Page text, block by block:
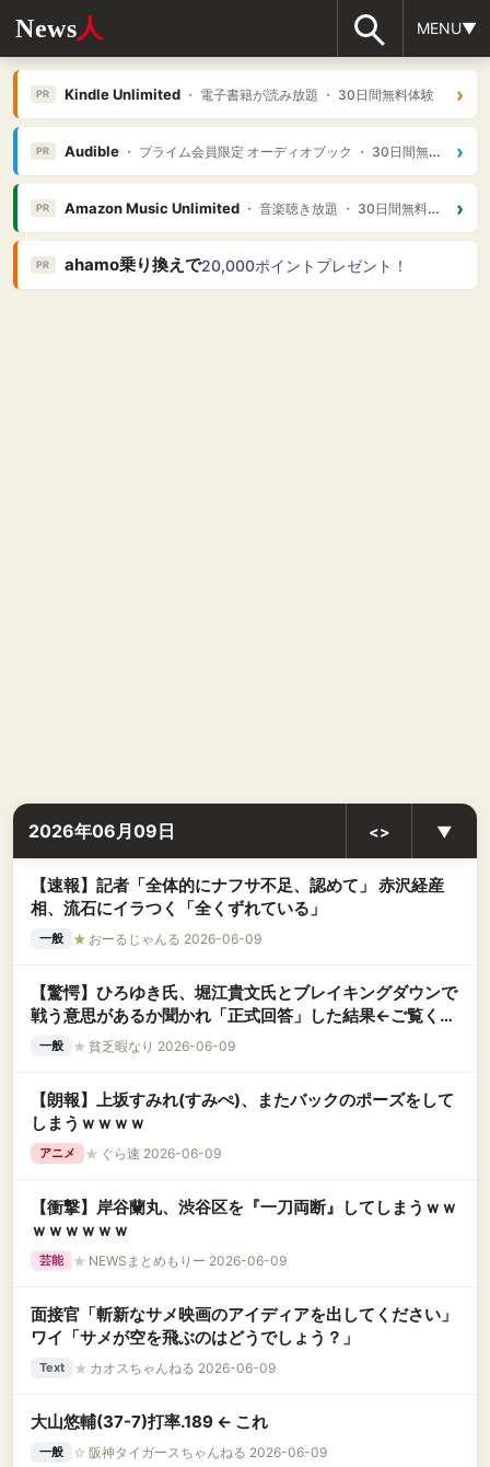
News人 MENU▼
PR Kindle Unlimited・ 電子書籍が読み放題 ・ 30日間無料体験 ›
PR Audible・ プライム会員限定 オーディオブック ・ 30日間無料体験 ›
PR Amazon Music Unlimited・ 音楽聴き放題 ・ 30日間無料体験 ›
PR ahamo乗り換えで20,000ポイントプレゼント！
2026年06月09日 <> ▼
【速報】記者「全体的にナフサ不足、認めて」 赤沢経産
相、流石にイラつく「全くずれている」
一般 ★ おーるじゃんる 2026-06-09
【驚愕】ひろゆき氏、堀江貴文氏とブレイキングダウンで
戦う意思があるか聞かれ「正式回答」した結果←ご覧くだ
さいｗｗｗｗｗｗｗｗｗｗｗｗｗ
一般 ★ 貧乏暇なり 2026-06-09
【朗報】上坂すみれ(すみぺ)、またバックのポーズをして
しまうｗｗｗｗ
アニメ ★ ぐら速 2026-06-09
【衝撃】岸谷蘭丸、渋谷区を『一刀両断』してしまうｗｗ
ｗｗｗｗｗｗ
芸能 ★ NEWSまとめもりー 2026-06-09
面接官「斬新なサメ映画のアイディアを出してください」
ワイ「サメが空を飛ぶのはどうでしょう？」
Text ★ カオスちゃんねる 2026-06-09
大山悠輔(37-7)打率.189 ← これ
一般 ☆ 阪神タイガースちゃんねる 2026-06-09